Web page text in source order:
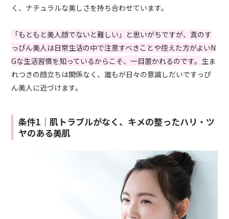
く、ナチュラルな美しさを持ち合わせています。
「もともと美人顔でないと難しい」と思いがちですが、真のす
っぴん美人は日常生活の中で注意すべきことや控えた方がよいN
Gな生活習慣を知っているからこそ、一目置かれるのです。 生ま
れつきの顔立ちは関係なく、誰もが日々の意識しだいですっぴ
ん美人に近づけます。
条件1｜肌トラブルがなく、キメの整ったハリ・ツ
ヤのある美肌